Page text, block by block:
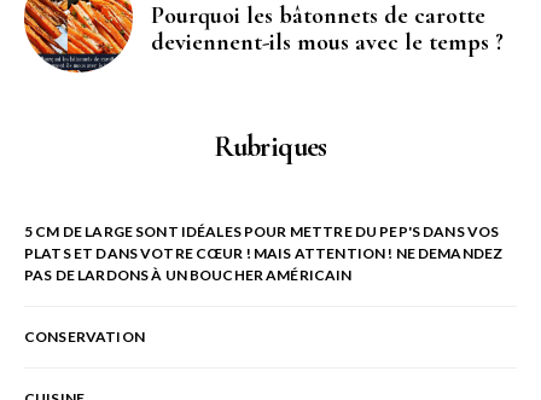
Pourquoi les bâtonnets de carotte
deviennent-ils mous avec le temps ?
Rubriques
5 CM DE LARGE SONT IDÉALES POUR METTRE DU PEP'S DANS VOS
PLATS ET DANS VOTRE CŒUR ! MAIS ATTENTION ! NE DEMANDEZ
PAS DE LARDONS À UN BOUCHER AMÉRICAIN
CONSERVATION